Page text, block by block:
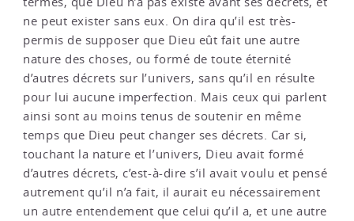
ne peut exister sans eux. On dira qu’il est très-
permis de supposer que Dieu eût fait une autre
nature des choses, ou formé de toute éternité
d’autres décrets sur l’univers, sans qu’il en résulte
pour lui aucune imperfection. Mais ceux qui parlent
ainsi sont au moins tenus de soutenir en même
temps que Dieu peut changer ses décrets. Car si,
touchant la nature et l’univers, Dieu avait formé
d’autres décrets, c’est-à-dire s’il avait voulu et pensé
autrement qu’il n’a fait, il aurait eu nécessairement
un autre entendement que celui qu’il a, et une autre